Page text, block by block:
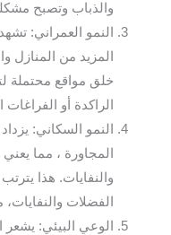
والذباب وتصبح
النمو العمراني:
المزيد من المنازل
خلق مواقع محتملة
الراكدة أو
النمو السكاني:
المجاورة ، مما
والنفايات. هذا
الفضلات
الوعي البيئي: يشعر